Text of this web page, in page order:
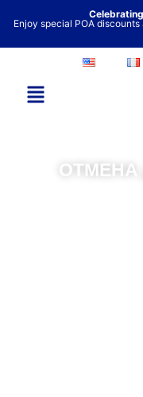
содержимому
Enjoy special POA
ОТМЕНА